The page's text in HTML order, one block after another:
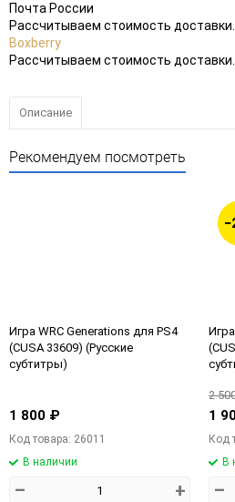
Почта России
Рассчитываем стоимость доставки...
Boxberry
Рассчитываем стоимость доставки...
Описание
Рекомендуем посмотреть
Игра WRC Generations для PS4
(CUSA 33609) (Русские
субтитры)
1 800 ₽
Код товара: 26011
В наличии
– +
2
1
Код
В
–